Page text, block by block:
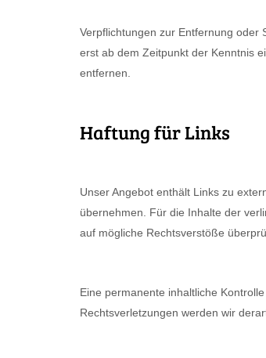
Verpflichtungen zur Entfernung oder
erst ab dem Zeitpunkt der Kenntnis
entfernen.
Haftung für Links
Unser Angebot enthält Links zu
übernehmen. Für die Inhalte der
auf mögliche Rechtsverstöße
Eine permanente inhaltliche
Rechtsverletzungen werden wir